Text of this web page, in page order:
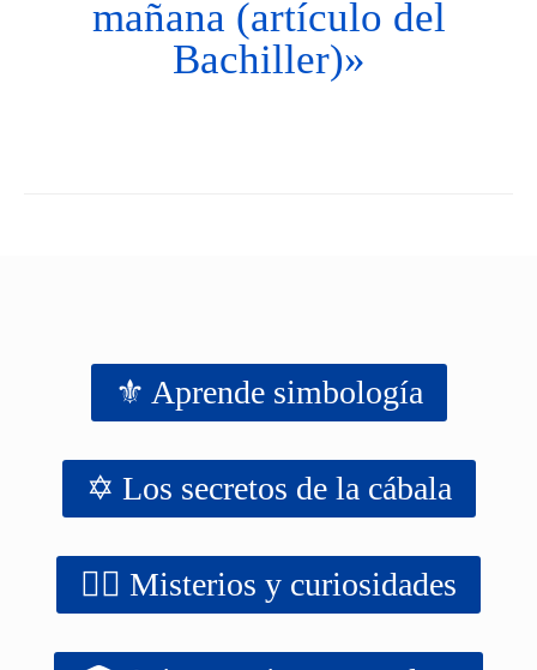
mañana (artículo del
Bachiller)»
⚜️ Aprende simbología
✡️ Los secretos de la cábala
‍‍‍‍‍🧙‍♂️ Misterios y curiosidades